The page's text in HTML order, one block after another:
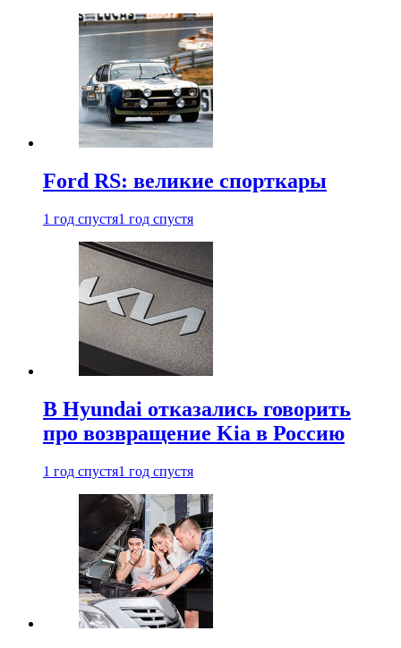
Ford RS: великие спорткары
1 год спустя1 год спустя
В Hyundai отказались говорить
про возвращение Kia в Россию
1 год спустя1 год спустя